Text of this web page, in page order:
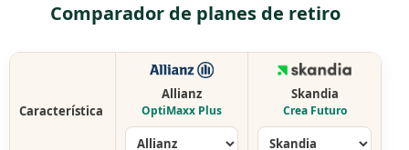
Comparador de planes de retiro
Característica
Allianz
OptiMaxx Plus
Skandia
Crea Futuro